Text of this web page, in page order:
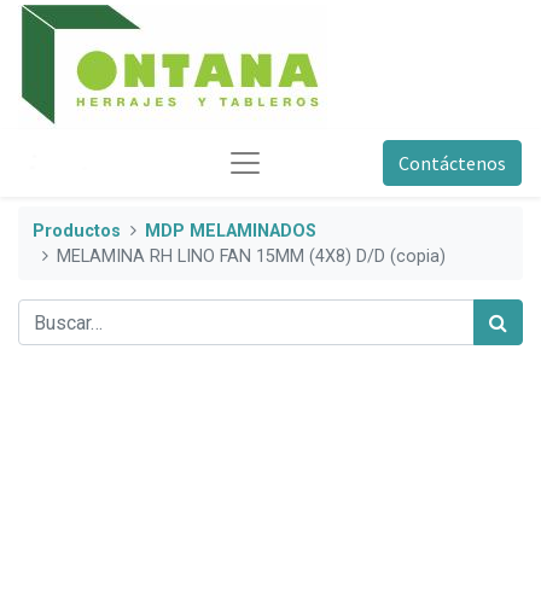
Contáctenos
Productos
MDP MELAMINADOS
MELAMINA RH LINO FAN 15MM (4X8) D/D (copia)